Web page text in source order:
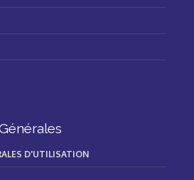
D'UTILISATION